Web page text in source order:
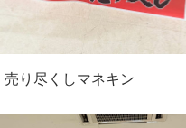
り尽くしマネキン